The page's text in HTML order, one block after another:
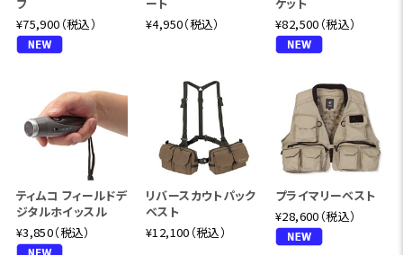
¥75,900（税込）
¥4,950（税込）
¥82,500（税込）
ティムコ フィールドデ
ジタルホイッスル
¥3,850（税込）
リバースカウトパック
ベスト
¥12,100（税込）
プライマリーベスト
¥28,600（税込）